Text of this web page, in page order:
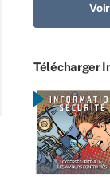
Télécharger